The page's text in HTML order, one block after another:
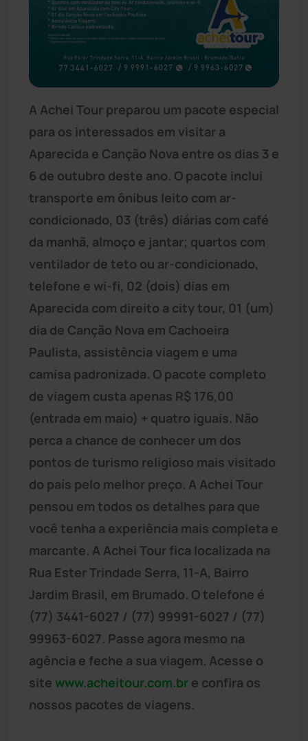
A Achei Tour preparou um pacote especial
para os interessados em visitar a
Aparecida e Canção Nova entre os dias 3 e
6 de outubro deste ano. O pacote inclui
transporte em ônibus leito com ar-
condicionado, 03 (três) diárias com café
da manhã, almoço e jantar; quartos com
ventilador de teto ou ar-condicionado,
telefone e wi-fi, 02 (dois) dias em
Aparecida com direito a city tour, 01 (um)
dia de Canção Nova em Cachoeira
Paulista, assistência viagem e uma
camisa padronizada. O pacote completo
de viagem custa apenas R$ 176,00
(entrada em maio) + quatro iguais. Não
perca a chance de conhecer um dos
pontos de turismo religioso mais visitado
do país pelo melhor preço. A Achei Tour
pensou em todos os detalhes para que
você tenha a experiência mais completa e
marcante. A Achei Tour fica localizada na
Rua Ester Trindade Serra, 11-A, Bairro
Jardim Brasil, em Brumado. O telefone é
(77) 3441-6027 / (77) 99991-6027 / (77)
99963-6027. Passe agora mesmo na
agência e feche a sua viagem. Acesse o
site www.acheitour.com.br e confira os
nossos pacotes de viagens.